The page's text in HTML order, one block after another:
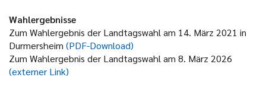
Wahlergebnisse
Zum Wahlergebnis der Landtagswahl am 14. März 2021 in
Durmersheim (PDF-Download)
Zum Wahlergebnis der Landtagswahl am 8. März 2026
(externer Link)